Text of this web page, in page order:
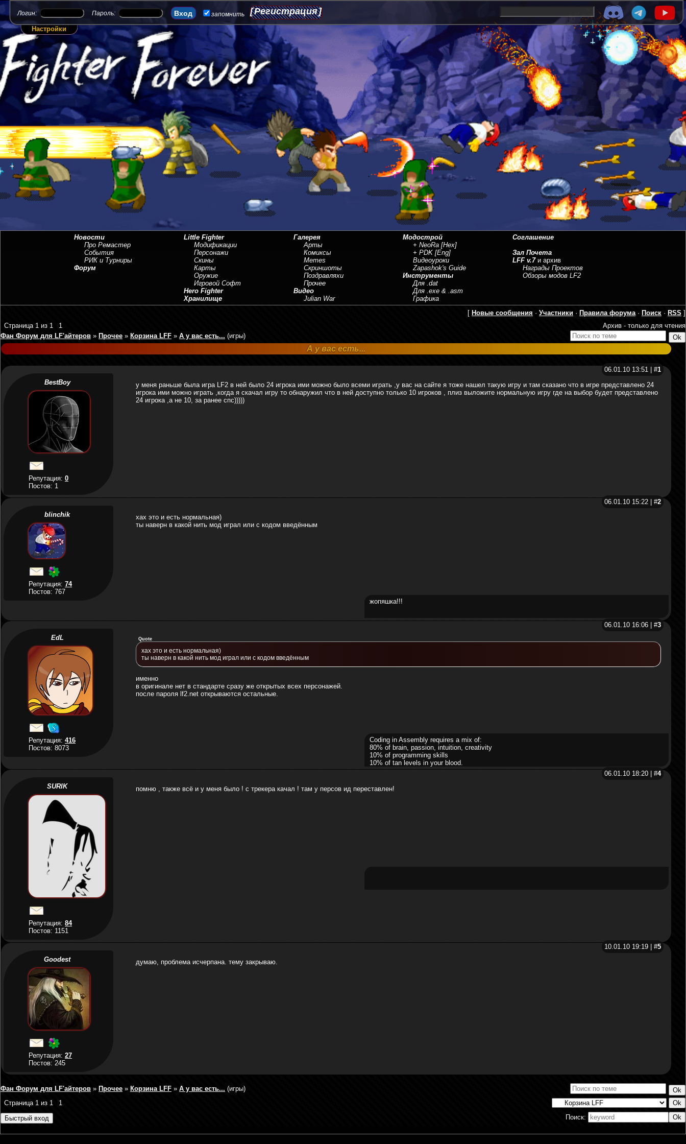
Логин: Пароль: запомнить Регистрация
Настройки
Новости
Про Ремастер
События
РИК и Турниры
Форум
Little Fighter
Модификации
Персонажи
Скины
Карты
Оружие
Игровой Софт
Hero Fighter
Хранилище
Галерея
Арты
Комиксы
Memes
Скриншоты
Поздравляхи
Прочее
Видео
Julian War
Модострой
+ NeoRa [Hex]
+ PDK [Eng]
Видеоуроки
Zapashok's Guide
Инструменты
Для .dat
Для .exe & .asm
Графика
Соглашение
Зал Почета
LFF v.7и архив
Награды Проектов
Обзоры модов LF2
[ Новые сообщения · Участники · Правила форума· Поиск · RSS ]
Страница 1 из 1 1
Архив - только для чтения
Фан Форум для LF'айтеров » Прочее » Корзина LFF » А у вас есть... (игры)
А у вас есть...
06.01.10 13:51 | #1
BestBoy
Репутация:0
Постов: 1
у меня раньше была игра LF2 в ней было 24 игрока ими можно было всеми играть ,у вас на сайте я тоже нашел такую игру и там сказано что в игре представлено 24
игрока ими можно играть ,когда я скачал игру то обнаружил что в ней доступно только 10 игроков , плиз выложите нормальную игру где на выбор будет представлено
24 игрока ,а не 10, за ранее спс)))))
06.01.10 15:22 | #2
blinchik
Репутация:74
Постов: 767
хах это и есть нормальная)
ты наверн в какой нить мод играл или с кодом введённым
жопяшка!!!
06.01.10 16:06 | #3
EdL
Репутация:416
Постов: 8073
Quote
хах это и есть нормальная)
ты наверн в какой нить мод играл или с кодом введённым
именно
в оригинале нет в стандарте сразу же открытых всех персонажей.
после пароля lf2.net открываются остальные.
Coding in Assembly requires a mix of:
80% of brain, passion, intuition, creativity
10% of programming skills
10% of tan levels in your blood.
06.01.10 18:20 | #4
SURIK
Репутация:84
Постов: 1151
помню , также всё и у меня было ! с трекера качал ! там у персов ид переставлен!
10.01.10 19:19 | #5
Goodest
Репутация:27
Постов: 245
думаю, проблема исчерпана. тему закрываю.
Фан Форум для LF'айтеров » Прочее » Корзина LFF » А у вас есть... (игры)
Страница 1 из 1
1
Поиск: